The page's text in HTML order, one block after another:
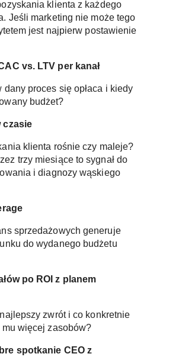
klienta z każdego
Jeśli marketing nie może tego
jest najpierw postawienie
vs. LTV per kanał
proces się opłaca i kiedy
budżet?
czasie
klienta rośnie czy maleje?
trzy miesiące to sygnał do
i diagnozy wąskiego
sprzedażowych generuje
do wydanego budżetu
po ROI z planem
zwrót i co konkretnie
mu więcej zasobów?
spotkanie CEO z